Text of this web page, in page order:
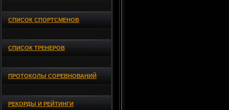
СПИСОК СПОРТСМЕНОВ
СПИСОК ТРЕНЕРОВ
ПРОТОКОЛЫ СОРЕВНОВАНИЙ
РЕКОРДЫ И РЕЙТИНГИ